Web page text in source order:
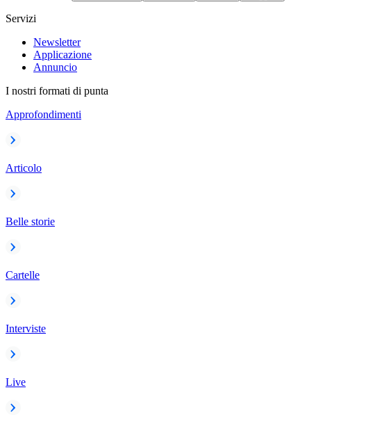
Servizi
Newsletter
Applicazione
Annuncio
I nostri formati di punta
Approfondimenti
Articolo
Belle storie
Cartelle
Interviste
Live